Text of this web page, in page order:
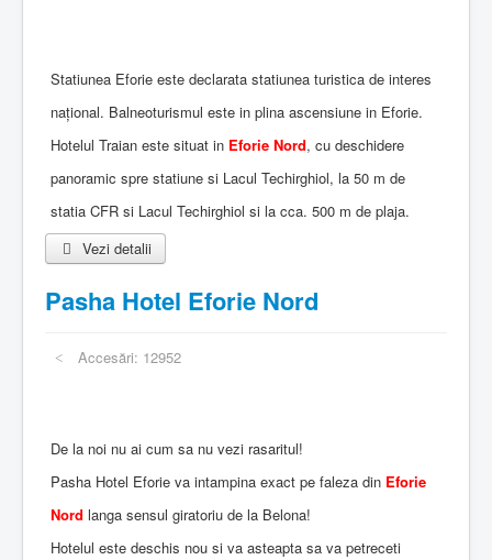
Statiunea Eforie este declarata statiunea turistica de interes
național. Balneoturismul este in plina ascensiune in Eforie.
Hotelul Traian este situat in Eforie Nord, cu deschidere
panoramic spre statiune si Lacul Techirghiol, la 50 m de
statia CFR si Lacul Techirghiol si la cca. 500 m de plaja.
Vezi detalii
Pasha Hotel Eforie Nord
Accesări: 12952
De la noi nu ai cum sa nu vezi rasaritul!
Pasha Hotel Eforie va intampina exact pe faleza din Eforie
Nord langa sensul giratoriu de la Belona!
Hotelul este deschis nou si va asteapta sa va petreceti